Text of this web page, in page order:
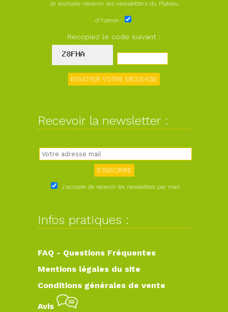
Je souhaite recevoir les newsletters du Plateau
d'Yzeron :
Recopiez le code suivant :
Recevoir la newsletter :
J'accepte de recevoir les newsletters par mail
Infos pratiques :
FAQ - Questions Fréquentes
Mentions légales du site
Conditions générales de vente
Avis